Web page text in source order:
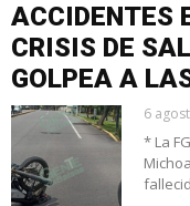
ACCIDENTES
CRISIS DE
GOLPEA A
6
* La